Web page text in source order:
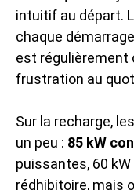
intuitif au départ.
chaque
est régulièrement
frustration au
Sur la recharge,
un peu : 85 kW
puissantes, 60
rédhibitoire, mais